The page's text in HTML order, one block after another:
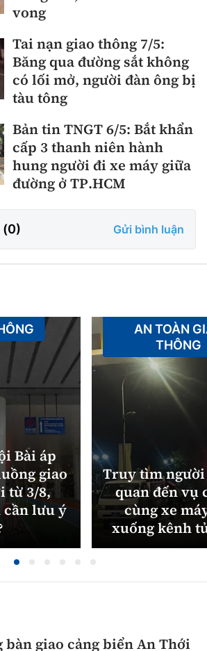
vong
Tai nạn giao thông 7/5:
Băng qua đường sắt không
có lối mở, người đàn ông bị
tàu tông
Bản tin TNGT 6/5: Bắt khẩn
cấp 3 thanh niên hành
hung người đi xe máy giữa
đường ở TP.HCM
(0) Gửi bình luận
Bài áp
giao
từ 3/8,
cần lưu ý
Truy tìm
quan đến vụ
cùng xe
xuống kênh
AN TOÀN
THÔNG
bàn giao cảng biển An Thới